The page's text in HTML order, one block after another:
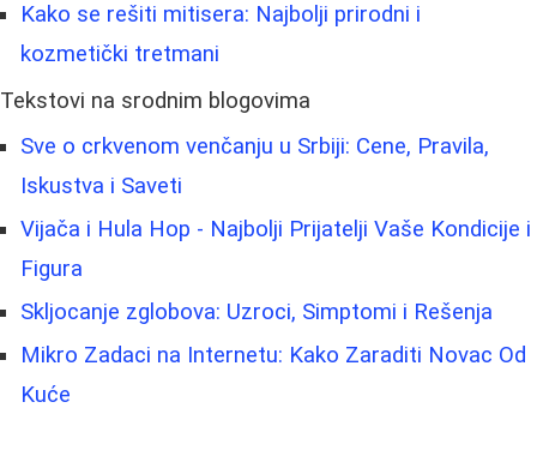
Kako se rešiti mitisera: Najbolji prirodni i
kozmetički tretmani
Tekstovi na srodnim blogovima
Sve o crkvenom venčanju u Srbiji: Cene, Pravila,
Iskustva i Saveti
Vijača i Hula Hop - Najbolji Prijatelji Vaše Kondicije i
Figura
Skljocanje zglobova: Uzroci, Simptomi i Rešenja
Mikro Zadaci na Internetu: Kako Zaraditi Novac Od
Kuće